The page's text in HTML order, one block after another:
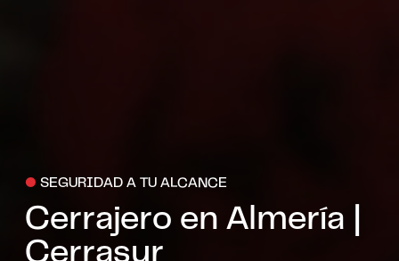
● SEGURIDAD A TU ALCANCE
Cerrajero en Almería |